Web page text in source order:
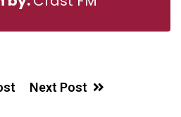
Next Post